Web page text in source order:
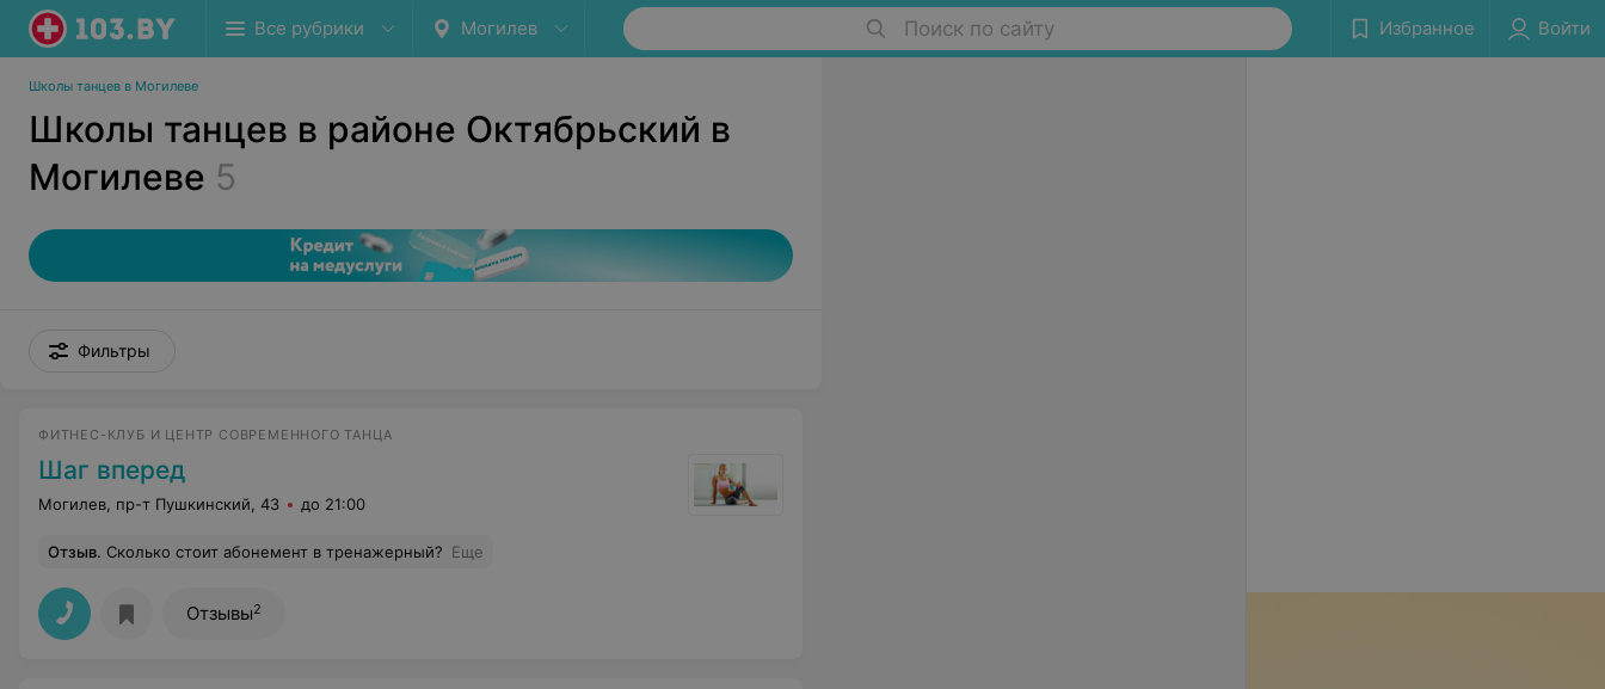
Все рубрики Могилев Поиск по сайту Избранное Войти
Школы танцев в Могилеве
Школы танцев в районе Октябрьский в
Могилеве 5
Фильтры
ФИТНЕС-КЛУБ И ЦЕНТР СОВРЕМЕННОГО ТАНЦА
Шаг вперед
Могилев, пр-т Пушкинский, 43 до 21:00
Отзыв. Сколько стоит абонемент в тренажерный? Еще
Отзывы2